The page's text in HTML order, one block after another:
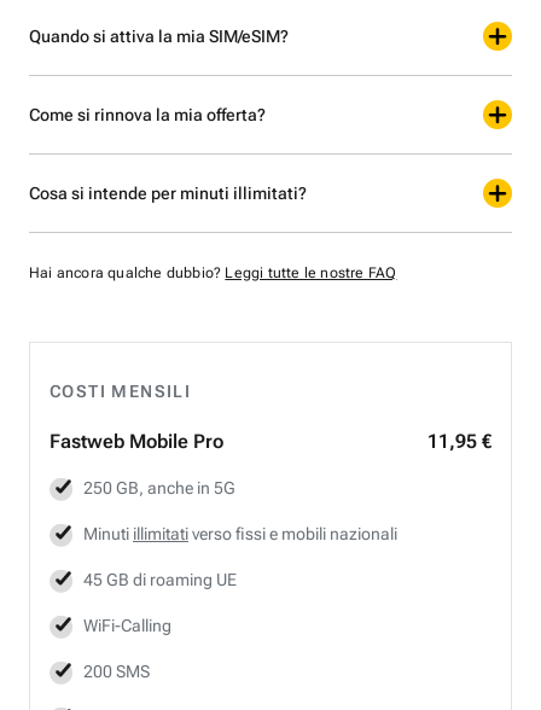
COSTI MENSILI
Fastweb Mobile Pro 11,95 €
250 GB, anche in 5G
Minuti illimitativerso fissi e mobili nazionali
45 GB di roaming UE
WiFi-Calling
200 SMS
Quando si attiva la mia SIM/eSIM?
Come si rinnova la mia offerta?
Cosa si intende per minuti illimitati?
Hai ancora qualche dubbio? Leggi tutte le nostre FAQ